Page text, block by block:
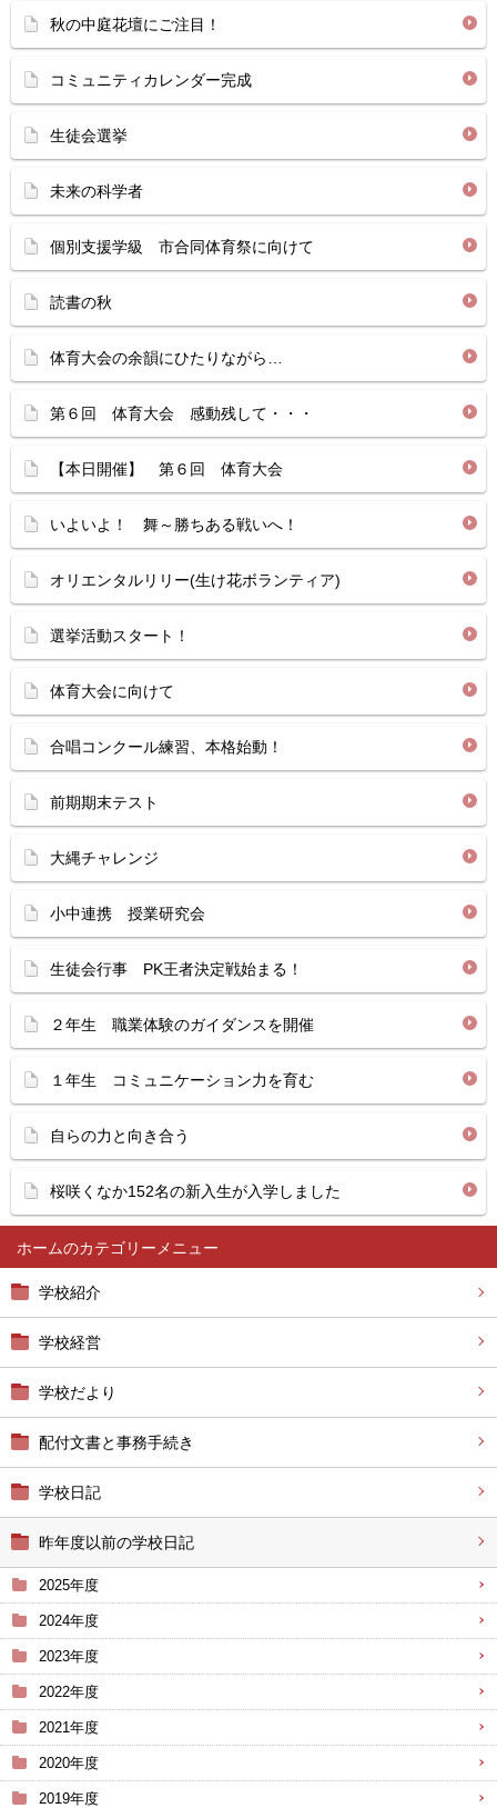
ホーム
学校紹介
学校経営
学校だより
配付文書と事務手続き
学校日記
昨年度以前の学校日記
2025年度
2024年度
2023年度
2022年度
2021年度
2020年度
2019年度
秋の中庭花壇にご注目！
コミュニティカレンダー完成
生徒会選挙
未来の科学者
個別支援学級 市合同体育祭に向けて
読書の秋
体育大会の余韻にひたりながら…
第６回 体育大会 感動残して・・・
【本日開催】 第６回 体育大会
いよいよ！ 舞～勝ちある戦いへ！
オリエンタルリリー(生け花ボランティア)
選挙活動スタート！
体育大会に向けて
合唱コンクール練習、本格始動！
前期期末テスト
大縄チャレンジ
小中連携 授業研究会
生徒会行事 PK王者決定戦始まる！
２年生 職業体験のガイダンスを開催
１年生 コミュニケーション力を育む
自らの力と向き合う
桜咲くなか152名の新入生が入学しました